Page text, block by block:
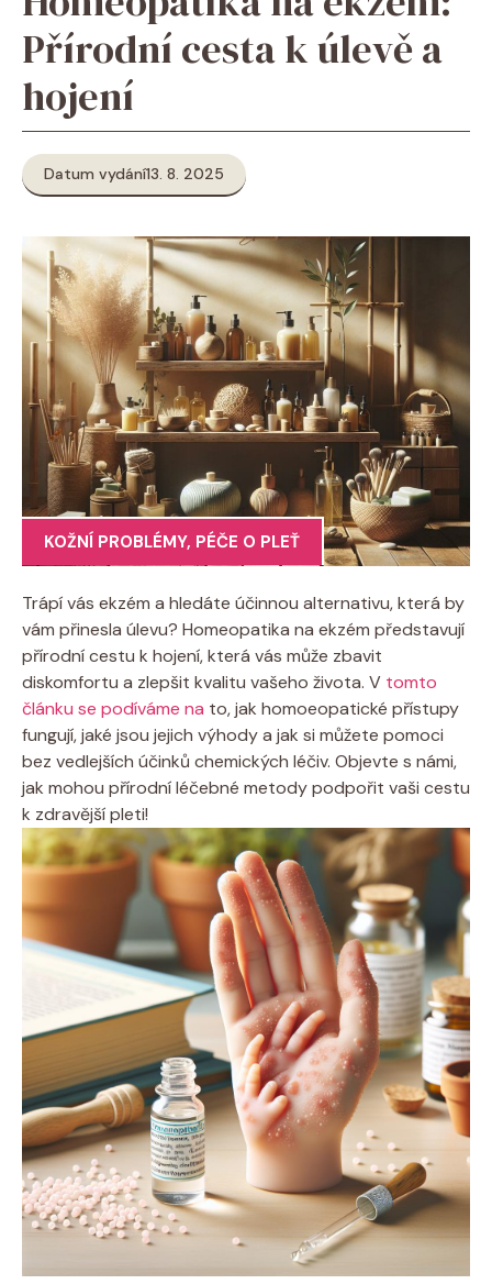
Přírodní cesta k úlevě a
hojení
Datum vydání13. 8. 2025
KOŽNÍ PROBLÉMY, PÉČE O PLEŤ
Trápí vás ekzém a hledáte účinnou⁤ alternativu, která by
vám přinesla úlevu? Homeopatika na ekzém představují
přírodní cestu k hojení, která vás může zbavit
diskomfortu a zlepšit kvalitu vašeho života. V tomto
článku se podíváme na to, jak homoeopatické přístupy
fungují, ‌jaké jsou jejich výhody a ‌jak ⁤si můžete pomoci
bez vedlejších účinků ⁢chemických léčiv.⁢ Objevte s námi,
jak mohou přírodní léčebné metody⁢ podpořit ⁤vaši cestu
k zdravější pleti!